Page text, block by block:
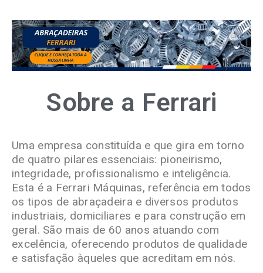
Sobre a Ferrari
Uma empresa constituída e que gira em torno
de quatro pilares essenciais: pioneirismo,
integridade, profissionalismo e inteligência.
Esta é a Ferrari Máquinas, referência em todos
os tipos de abraçadeira e diversos produtos
industriais, domiciliares e para construção em
geral. São mais de 60 anos atuando com
excelência, oferecendo produtos de qualidade
e satisfação àqueles que acreditam em nós.